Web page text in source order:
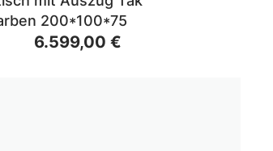
200*100*75
6.599,00 €